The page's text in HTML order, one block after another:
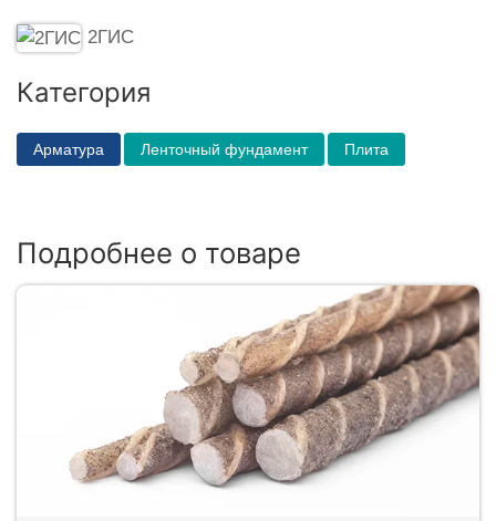
2ГИС
Категория
Арматура Ленточный фундамент Плита
Подробнее о товаре